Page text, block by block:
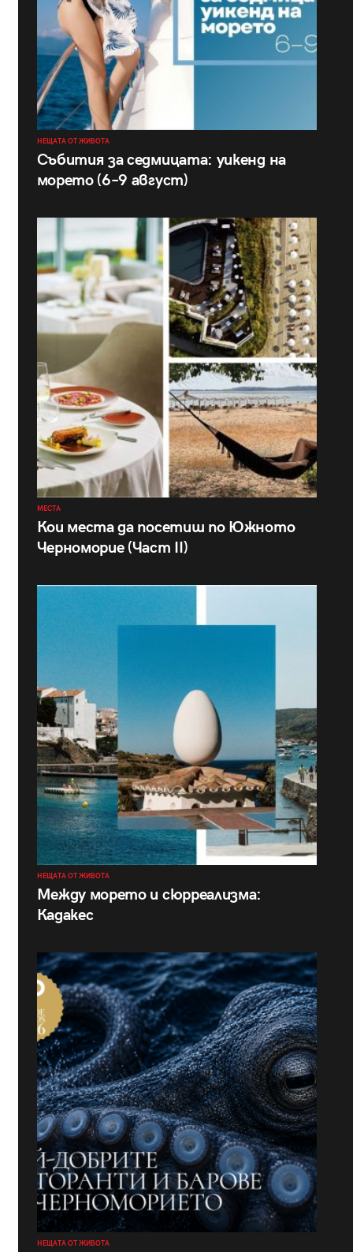
НЕЩАТА ОТ ЖИВОТА
Събития за седмицата: уикенд на
морето (6–9 август)
МЕСТА
Кои места да посетиш по Южното
Черноморие (Част II)
НЕЩАТА ОТ ЖИВОТА
Между морето и сюрреализма:
Кадакес
НЕЩАТА ОТ ЖИВОТА